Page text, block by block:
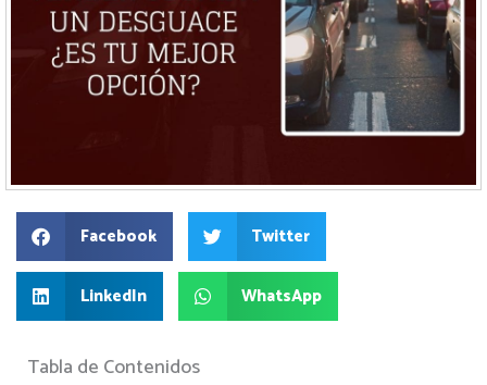
Facebook Twitter
LinkedIn WhatsApp
Tabla de Contenidos